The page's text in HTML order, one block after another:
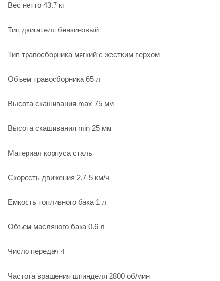
Вес нетто 43.7 кг
Тип двигателя бензиновый
Тип травосборника мягкий с жестким верхом
Объем травосборника 65 л
Высота скашивания max 75 мм
Высота скашивания min 25 мм
Материал корпуса сталь
Скорость движения 2.7-5 км/ч
Емкость топливного бака 1 л
Объем масляного бака 0.6 л
Число передач 4
Частота вращения шпинделя 2800 об/мин